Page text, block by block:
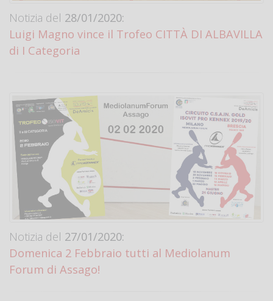
Notizia del 28/01/2020:
Luigi Magno vince il Trofeo CITTÀ DI ALBAVILLA
di I Categoria
Notizia del 27/01/2020:
Domenica 2 Febbraio tutti al Mediolanum
Forum di Assago!